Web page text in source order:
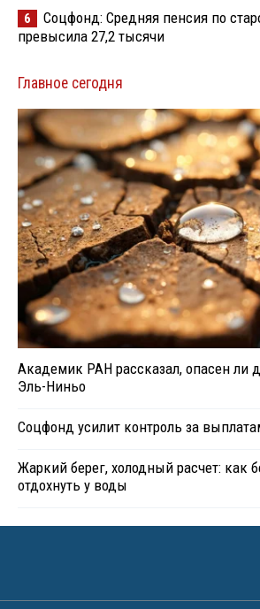
6
Соцфонд: Средняя пенсия по
превысила 27,2 тысячи
Главное сегодня
Академик РАН рассказал, опасен ли
Эль-Ниньо
Соцфонд усилит контроль за
Жаркий берег, холодный расчет: как
отдохнуть у воды